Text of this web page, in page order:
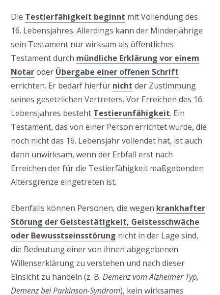
Die Testierfähigkeit beginnt mit Vollendung des
16. Lebensjahres. Allerdings kann der Minderjährige
sein Testament nur wirksam als öffentliches
Testament durch mündliche Erklärung vor einem
Notaroder Übergabe einer offenen Schrift
errichten. Er bedarf hierfür nicht der Zustimmung
seines gesetzlichen Vertreters. Vor Erreichen des 16.
Lebensjahres besteht Testierunfähigkeit. Ein
Testament, das von einer Person errichtet wurde, die
noch nicht das 16. Lebensjahr vollendet hat, ist auch
dann unwirksam, wenn der Erbfall erst nach
Erreichen der für die Testierfähigkeit maßgebenden
Altersgrenze eingetreten ist.
Ebenfalls können Personen, die wegen krankhafter
Störung der Geistestätigkeit, Geistesschwäche
oder Bewusstseinsstörung nicht in der Lage sind,
die Bedeutung einer von ihnen abgegebenen
Willenserklärung zu verstehen und nach dieser
Einsicht zu handeln (z. B.Demenz vom Alzheimer Typ,
Demenz bei Parkinson-Syndrom), kein wirksames